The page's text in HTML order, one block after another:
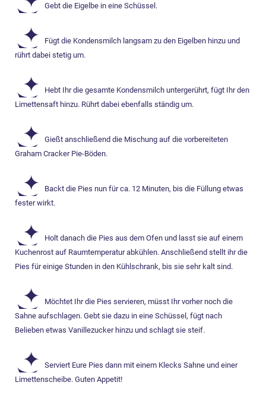
Gebt die Eigelbe in eine Schüssel.
Fügt die Kondensmilch langsam zu den Eigelben hinzu und
rührt dabei stetig um.
Hebt Ihr die gesamte Kondensmilch untergerührt, fügt Ihr den
Limettensaft hinzu. Rührt dabei ebenfalls ständig um.
Gießt anschließend die Mischung auf die vorbereiteten
Graham Cracker Pie-Böden.
Backt die Pies nun für ca. 12 Minuten, bis die Füllung etwas
fester wirkt.
Holt danach die Pies aus dem Ofen und lasst sie auf einem
Kuchenrost auf Raumtemperatur abkühlen. Anschließend stellt ihr die
Pies für einige Stunden in den Kühlschrank, bis sie sehr kalt sind.
Möchtet Ihr die Pies servieren, müsst Ihr vorher noch die
Sahne aufschlagen. Gebt sie dazu in eine Schüssel, fügt nach
Belieben etwas Vanillezucker hinzu und schlagt sie steif.
Serviert Eure Pies dann mit einem Klecks Sahne und einer
Limettenscheibe. Guten Appetit!